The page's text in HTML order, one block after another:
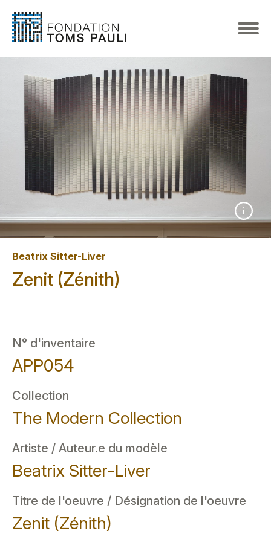
Beatrix Sitter-Liver
Zenit (Zénith)
N° d'inventaire
APP054
Collection
The Modern Collection
Artiste / Auteur.e du modèle
Beatrix Sitter-Liver
Titre de l'oeuvre / Désignation de l'oeuvre
Zenit (Zénith)